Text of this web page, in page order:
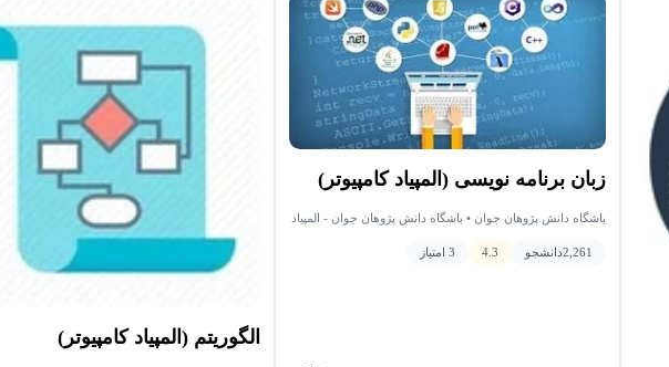
زبان برنامه نویسی (المپیاد کامپیوتر)
باشگاه دانش پژوهان جوان • باشگاه دانش پژوهان جوان - المپیاد
2,261دانشجو 4.3 3 امتیاز
الگوریتم (المپیاد کامپیوتر)